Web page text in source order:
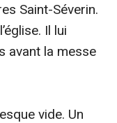
Saint-Séverin.
Il lui
avant la messe
vide. Un